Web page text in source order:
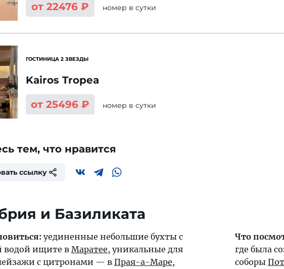
от 22476 ₽
номер в сутки
ГОСТИНИЦА 2 ЗВЕЗДЫ
Kairos Tropea
от 25496 ₽
номер в сутки
тем, что нравится
ссылку
и Базиликата
уединенные небольшие бухты с
водой ищите вМаратее, уникальные для
с цитронами — вПрая-а-Маре,
Что
где была
соборы